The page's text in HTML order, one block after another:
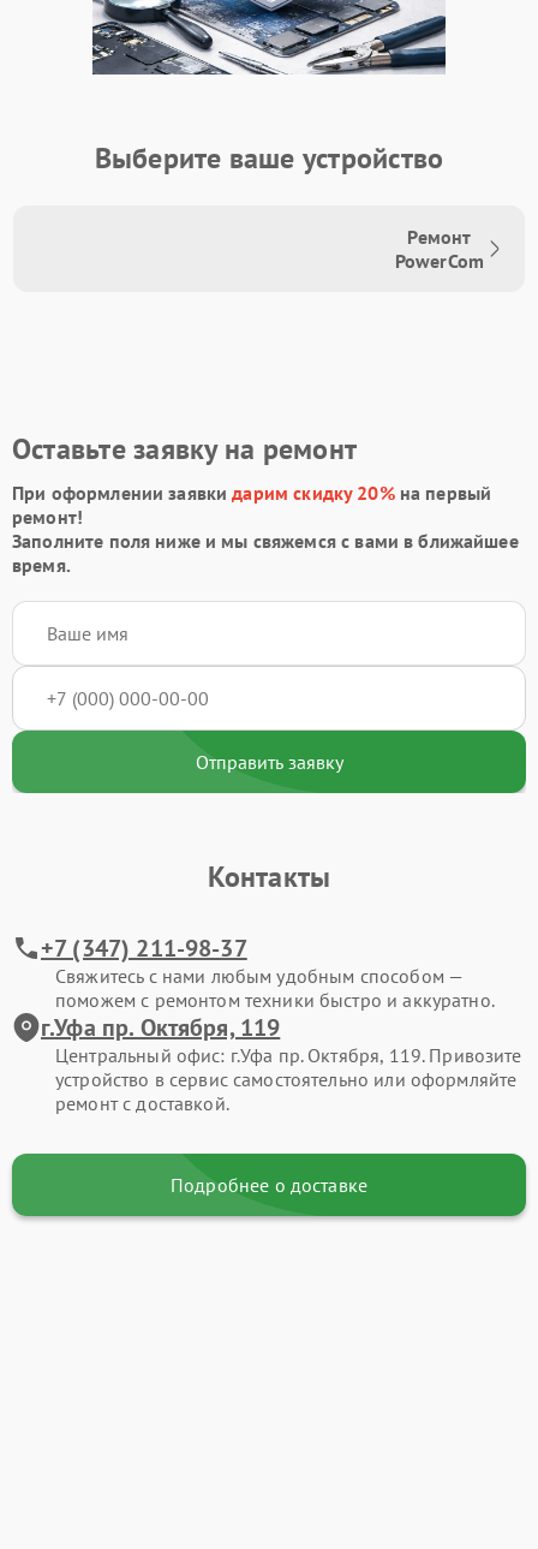
Выберите ваше устройство
Ремонт
PowerCom
Оставьте заявку на ремонт
При оформлении заявкидарим скидку 20%на первый
ремонт!
Заполните поля ниже и мы свяжемся с вами в ближайшее
время.
Отправить заявку
Контакты
+7 (347) 211-98-37
Свяжитесь с нами любым удобным способом —
поможем с ремонтом техники быстро и аккуратно.
г.Уфа пр. Октября, 119
Центральный офис: г.Уфа пр. Октября, 119. Привозите
устройство в сервис самостоятельно или оформляйте
ремонт с доставкой.
Подробнее о доставке